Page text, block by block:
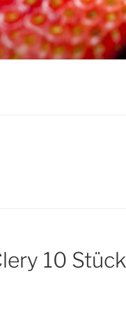
10 Stück